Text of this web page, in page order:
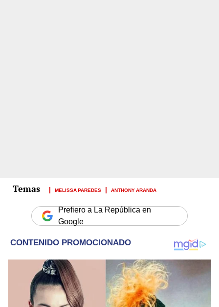
MELISSA PAREDES ANTHONY ARANDA
Prefiero a La República en
Google